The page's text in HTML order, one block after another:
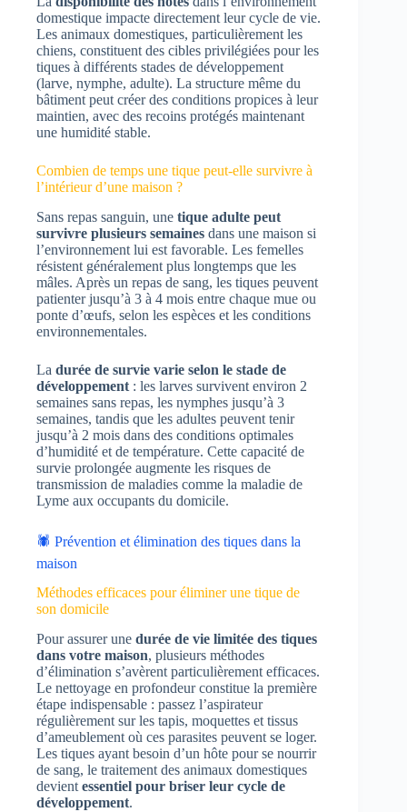
domestique impacte directement leur cycle de vie.
Les animaux domestiques, particulièrement les
chiens, constituent des cibles privilégiées pour les
tiques à différents stades de développement
(larve, nymphe, adulte). La structure même du
bâtiment peut créer des conditions propices à leur
maintien, avec des recoins protégés maintenant
une humidité stable.
Combien de temps une tique peut-elle survivre à
l’intérieur d’une maison ?
Sans repas sanguin, une tique adulte peut
survivre plusieurs semaines dans une maison si
l’environnement lui est favorable. Les femelles
résistent généralement plus longtemps que les
mâles. Après un repas de sang, les tiques peuvent
patienter jusqu’à 3 à 4 mois entre chaque mue ou
ponte d’œufs, selon les espèces et les conditions
environnementales.
La durée de survie varie selon le stade de
développement : les larves survivent environ 2
semaines sans repas, les nymphes jusqu’à 3
semaines, tandis que les adultes peuvent tenir
jusqu’à 2 mois dans des conditions optimales
d’humidité et de température. Cette capacité de
survie prolongée augmente les risques de
transmission de maladies comme la maladie de
Lyme aux occupants du domicile.
🕷️ Prévention et élimination des tiques dans la
maison
Méthodes efficaces pour éliminer une tique de
son domicile
Pour assurer une durée de vie limitée des tiques
dans votre maison, plusieurs méthodes
d’élimination s’avèrent particulièrement efficaces.
Le nettoyage en profondeur constitue la première
étape indispensable : passez l’aspirateur
régulièrement sur les tapis, moquettes et tissus
d’ameublement où ces parasites peuvent se loger.
Les tiques ayant besoin d’un hôte pour se nourrir
de sang, le traitement des animaux domestiques
devient essentiel pour briser leur cycle de
développement.